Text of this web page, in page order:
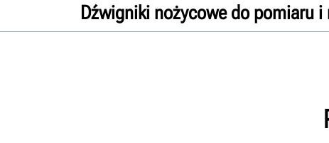
Dźwigniki nożycowe do pomiaru